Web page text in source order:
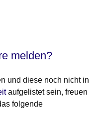
melden?
und diese noch nicht in
aufgelistet sein, freuen
folgende